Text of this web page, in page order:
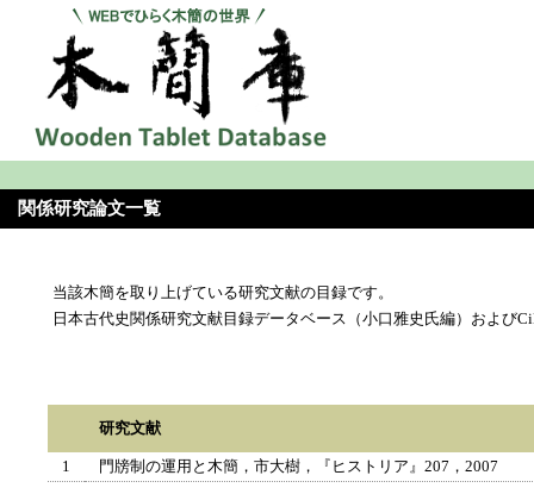
関係研究論文一覧
当該木簡を取り上げている研究文献の目録です。
日本古代史関係研究文献目録データベース（小口雅史氏編）およ
研究文献
1 門牓制の運用と木簡，市大樹，『ヒストリア』207，2007